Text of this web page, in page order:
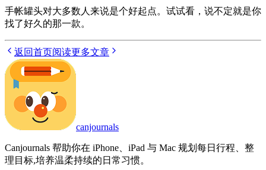
手帐罐头对大多数人来说是个好起点。试试看，说不定就是你
找了好久的那一款。
返回首页阅读更多文章
canjournals
Canjournals 帮助你在 iPhone、iPad 与 Mac 规划每日行程、整
理目标,培养温柔持续的日常习惯。